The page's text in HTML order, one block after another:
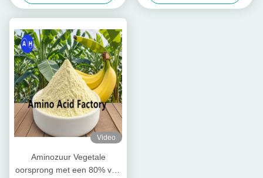
hoge oplosbaarheid voor
biologische landbouw
Video
Aminozuur Vegetale
oorsprong met een 80% van